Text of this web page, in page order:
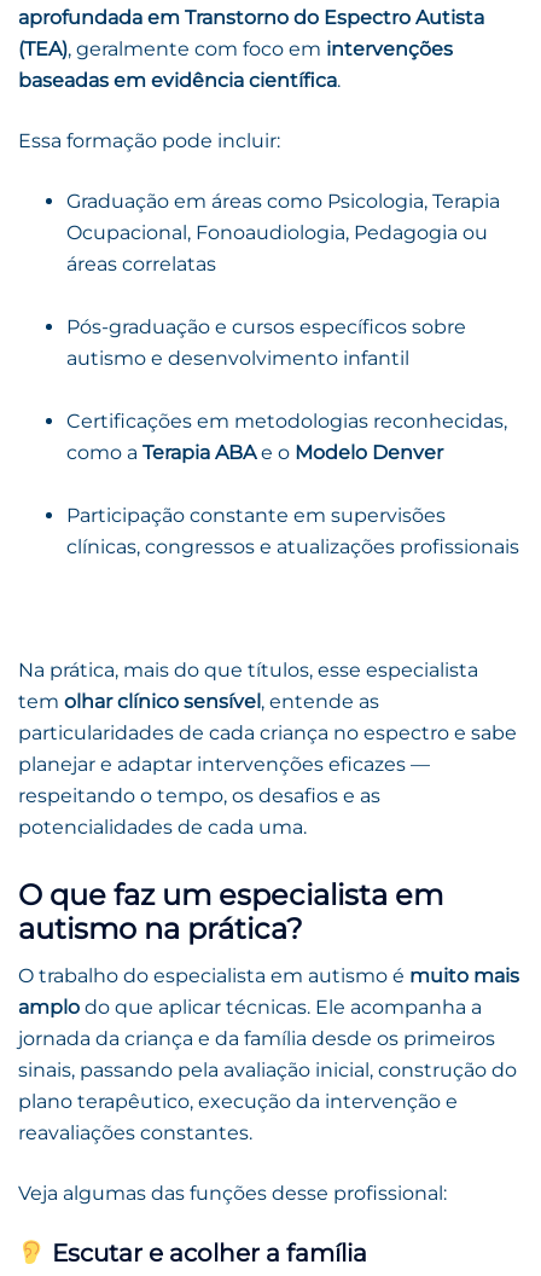
aprofundada em Transtorno do Espectro Autista
(TEA), geralmente com foco em intervenções
baseadas em evidência científica.
Essa formação pode incluir:
Graduação em áreas como Psicologia, Terapia
Ocupacional, Fonoaudiologia, Pedagogia ou
áreas correlatas
Pós-graduação e cursos específicos sobre
autismo e desenvolvimento infantil
Certificações em metodologias reconhecidas,
como a Terapia ABAe o Modelo Denver
Participação constante em supervisões
clínicas, congressos e atualizações profissionais
Na prática, mais do que títulos, esse especialista
tem olhar clínico sensível , entende as
particularidades de cada criança no espectro e sabe
planejar e adaptar intervenções eficazes —
respeitando o tempo, os desafios e as
potencialidades de cada uma.
O que faz um especialista em
autismo na prática?
O trabalho do especialista em autismo é muito mais
amplo do que aplicar técnicas. Ele acompanha a
jornada da criança e da família desde os primeiros
sinais, passando pela avaliação inicial, construção do
plano terapêutico, execução da intervenção e
reavaliações constantes.
Veja algumas das funções desse profissional:
Escutar e acolher a família